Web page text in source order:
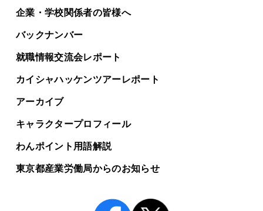
企業・学校関係者の皆様へ
バックナンバー
就職情報交流会レポート
カイシャハッケンツアーレポート
アーカイブ
キャラクタープロフィール
わんポイント用語解説
東京都産業労働局からのお知らせ